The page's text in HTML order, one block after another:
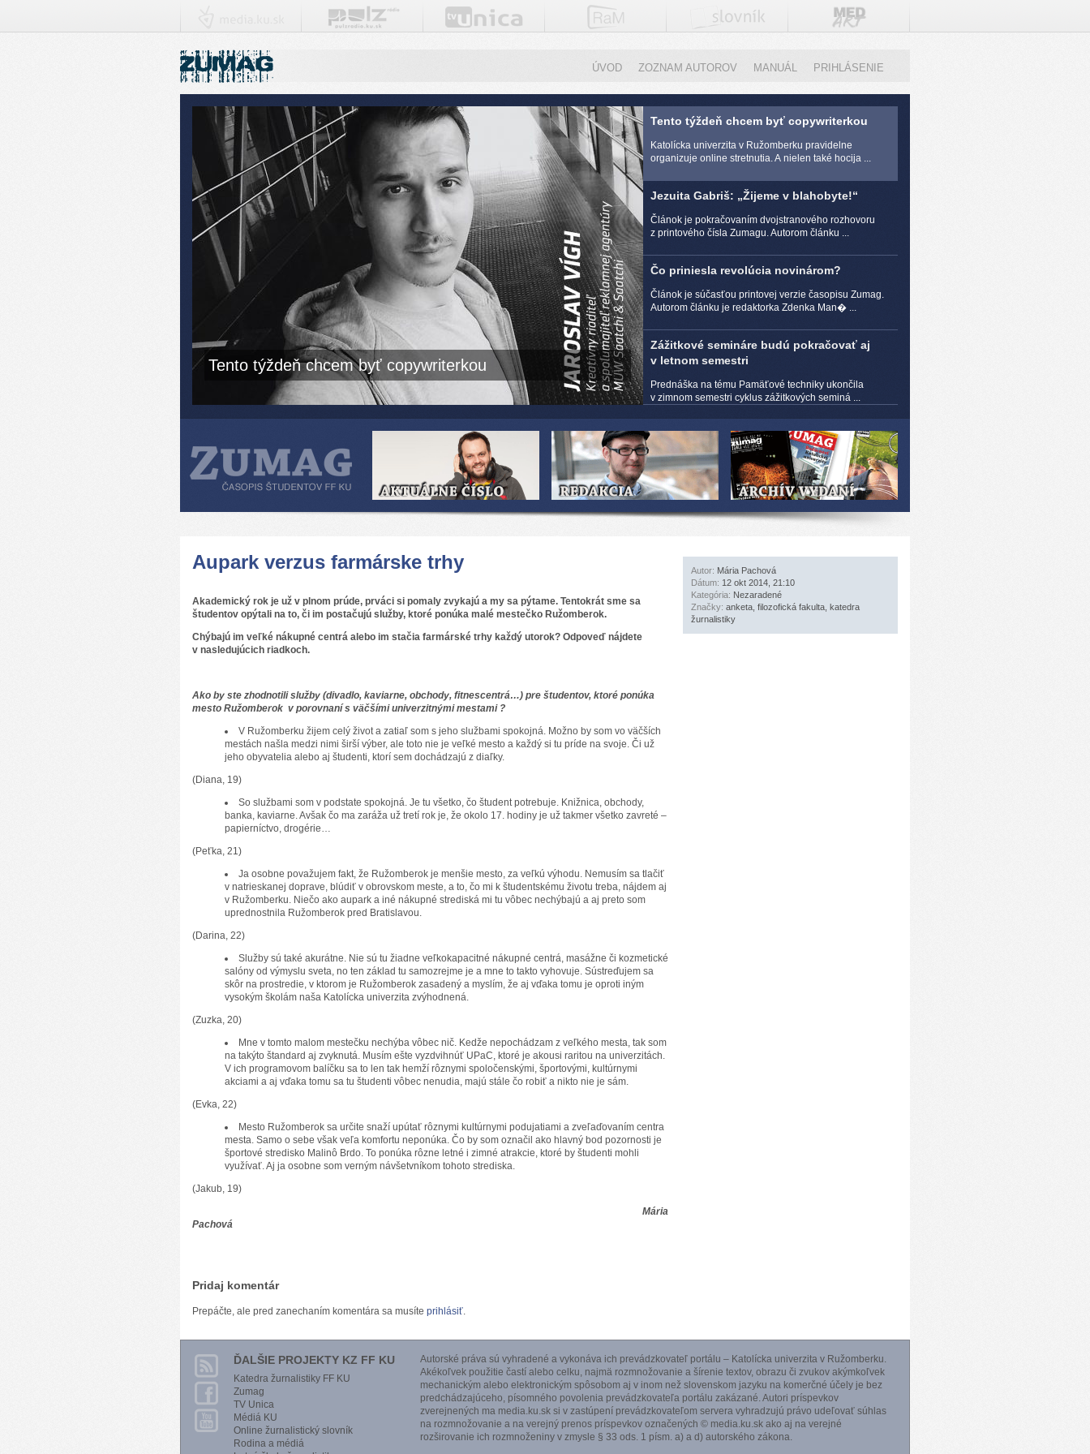
ÚVOD ZOZNAM AUTOROV MANUÁL PRIHLÁSENIE
Tento týždeň chcem byť copywriterkou
Tento týždeň chcem byť copywriterkou
Katolícka univerzita v Ružomberku pravidelne
organizuje online stretnutia. A nielen také hocija ...
Jezuita Gabriš: „Žijeme v blahobyte!“
Článok je pokračovaním dvojstranového rozhovoru
z printového čísla Zumagu. Autorom článku ...
Čo priniesla revolúcia novinárom?
Článok je súčasťou printovej verzie časopisu Zumag.
Autorom článku je redaktorka Zdenka Man� ...
Zážitkové semináre budú pokračovať aj
v letnom semestri
Prednáška na tému Pamäťové techniky ukončila
v zimnom semestri cyklus zážitkových seminá ...
Aupark verzus farmárske trhy
Akademický rok je už v plnom prúde, prváci si pomaly zvykajú a my sa pýtame. Tentokrát sme sa
študentov opýtali na to, či im postačujú služby, ktoré ponúka malé mestečko Ružomberok.
Chýbajú im veľké nákupné centrá alebo im stačia farmárské trhy každý utorok? Odpoveď nájdete
v nasledujúcich riadkoch.
Ako by ste zhodnotili služby (divadlo, kaviarne, obchody, fitnescentrá…) pre študentov, ktoré ponúka
mesto Ružomberok v porovnaní s väčšími univerzitnými mestami ?
V Ružomberku žijem celý život a zatiaľ som s jeho službami spokojná. Možno by som vo väčších
mestách našla medzi nimi širší výber, ale toto nie je veľké mesto a každý si tu príde na svoje. Či už
jeho obyvatelia alebo aj študenti, ktorí sem dochádzajú z diaľky.
(Diana, 19)
So službami som v podstate spokojná. Je tu všetko, čo študent potrebuje. Knižnica, obchody,
banka, kaviarne. Avšak čo ma zaráža už tretí rok je, že okolo 17. hodiny je už takmer všetko zavreté –
papierníctvo, drogérie…
(Peťka, 21)
Ja osobne považujem fakt, že Ružomberok je menšie mesto, za veľkú výhodu. Nemusím sa tlačiť
v natrieskanej doprave, blúdiť v obrovskom meste, a to, čo mi k študentskému životu treba, nájdem aj
v Ružomberku. Niečo ako aupark a iné nákupné strediská mi tu vôbec nechýbajú a aj preto som
uprednostnila Ružomberok pred Bratislavou.
(Darina, 22)
Služby sú také akurátne. Nie sú tu žiadne veľkokapacitné nákupné centrá, masážne či kozmetické
salóny od výmyslu sveta, no ten základ tu samozrejme je a mne to takto vyhovuje. Sústreďujem sa
skôr na prostredie, v ktorom je Ružomberok zasadený a myslím, že aj vďaka tomu je oproti iným
vysokým školám naša Katolícka univerzita zvýhodnená.
(Zuzka, 20)
Mne v tomto malom mestečku nechýba vôbec nič. Kedže nepochádzam z veľkého mesta, tak som
na takýto štandard aj zvyknutá. Musím ešte vyzdvihnúť UPaC, ktoré je akousi raritou na univerzitách.
V ich programovom balíčku sa to len tak hemží rôznymi spoločenskými, športovými, kultúrnymi
akciami a aj vďaka tomu sa tu študenti vôbec nenudia, majú stále čo robiť a nikto nie je sám.
(Evka, 22)
Mesto Ružomberok sa určite snaží upútať rôznymi kultúrnymi podujatiami a zveľaďovaním centra
mesta. Samo o sebe však veľa komfortu neponúka. Čo by som označil ako hlavný bod pozornosti je
športové stredisko Malinô Brdo. To ponúka rôzne letné i zimné atrakcie, ktoré by študenti mohli
využívať. Aj ja osobne som verným návšetvníkom tohoto strediska.
(Jakub, 19)
Mária
Pachová
Pridaj komentár
Prepáčte, ale pred zanechaním komentára sa musíte prihlásiť.
Autor: Mária Pachová
Dátum: 12 okt 2014, 21:10
Kategória: Nezaradené
Značky: anketa filozofická fakulta katedra
žurnalistiky
ĎALŠIE PROJEKTY KZ FF KU
Katedra žurnalistiky FF KU
Zumag
TV Unica
Médiá KU
Online žurnalistický slovník
Rodina a médiá
Autorské práva sú vyhradené a vykonáva ich prevádzkovateľ portálu – Katolícka univerzita v Ružomberku.
Akékoľvek použitie častí alebo celku, najmä rozmnožovanie a šírenie textov, obrazu či zvukov akýmkoľvek
mechanickým alebo elektronickým spôsobom aj v inom než slovenskom jazyku na komerčné účely je bez
predchádzajúceho, písomného povolenia prevádzkovateľa portálu zakázané. Autori príspevkov
zverejnených ma media.ku.sk si v zastúpení prevádzkovateľom servera vyhradzujú právo udeľovať súhlas
na rozmnožovanie a na verejný prenos príspevkov označených © media.ku.sk ako aj na verejné
rozširovanie ich rozmnoženiny v zmysle § 33 ods. 1 písm. a) a d) autorského zákona.